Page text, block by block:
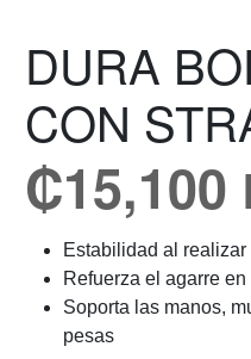
DURA
CON
₡15,100
Estabilidad al
Refuerza el agarre
Soporta las manos,
pesas